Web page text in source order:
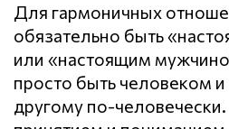
Для гармоничных
обязательно быть
или «настоящим
просто быть человеком и
другому по-